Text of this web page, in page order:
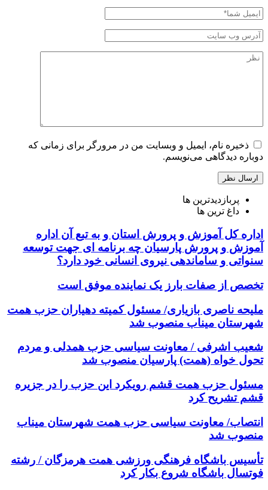
ذخیره نام، ایمیل و وبسایت من در مرورگر برای زمانی که
دوباره دیدگاهی می‌نویسم.
پربازدیدترین ها
داغ ترین ها
اداره کل آموزش و پرورش استان و به تبع آن اداره
آموزش و پرورش پارسیان چه برنامه ای جهت توسعه
سنواتی و ساماندهی نیروی انسانی خود دارد؟
تخصص از صفات بارز یک نماینده موفق است
ملیحه ناصری بازیاری/ مسئول کمیته دهیاران حزب همت
شهرستان میناب منصوب شد
شعیب اشرفی / معاونت سیاسی حزب همدلی و مردم
تحول خواه (همت) پارسیان منصوب شد
مسئول حزب همت قشم رویکرد این حزب را در جزیره
قشم تشریح کرد
انتصاب/ معاونت سیاسی حزب همت شهرستان میناب
منصوب شد
تأسیس باشگاه فرهنگی ورزشی همت هرمزگان / رشته
فوتسال باشگاه شروع بکار کرد